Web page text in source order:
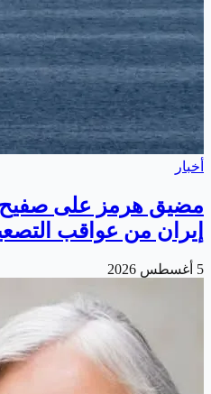
أخبار
مضيق هرمز على
إيران من عواقب
5 أغسطس 2026